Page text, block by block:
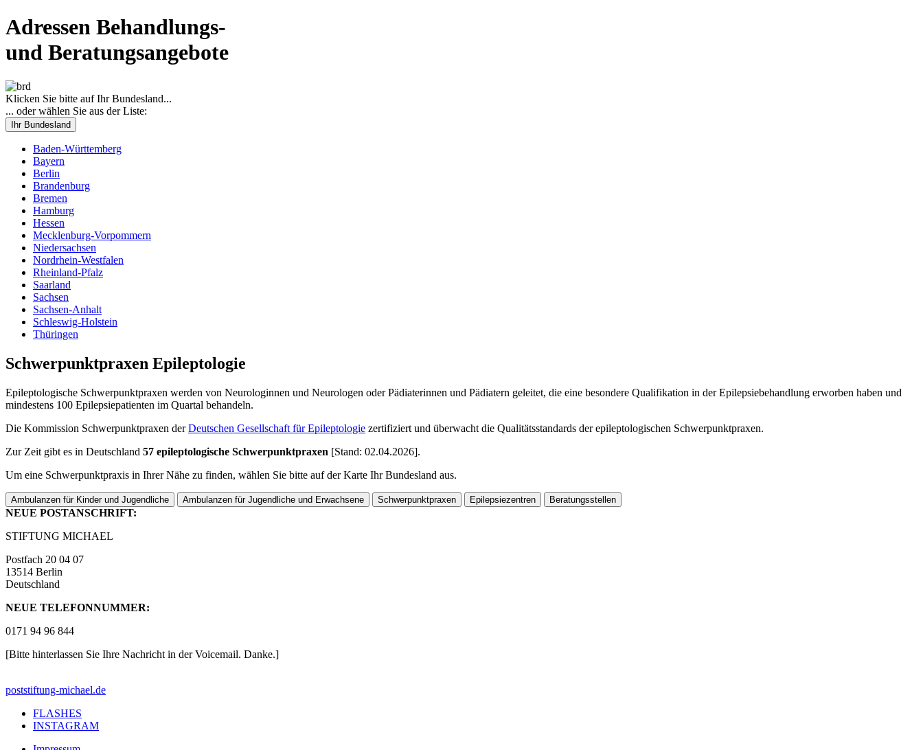
Adressen Behandlungs-
und Beratungsangebote
Klicken Sie bitte auf Ihr Bundesland...
... oder wählen Sie aus der Liste:
Ihr Bundesland
Baden-Württemberg
Bayern
Berlin
Brandenburg
Bremen
Hamburg
Hessen
Mecklenburg-Vorpommern
Niedersachsen
Nordrhein-Westfalen
Rheinland-Pfalz
Saarland
Sachsen
Sachsen-Anhalt
Schleswig-Holstein
Thüringen
Schwerpunktpraxen Epileptologie
Epileptologische Schwerpunktpraxen werden von Neurologinnen und Neurologen oder Pädiaterinnen und Pädiatern geleitet, die eine besondere Qualifikation in der Epilepsiebehandlung erworben haben und
mindestens 100 Epilepsiepatienten im Quartal behandeln.
Die Kommission Schwerpunktpraxen derDeutschen Gesellschaft für Epileptologie zertifiziert und überwacht die Qualitätsstandards der epileptologischen Schwerpunktpraxen.
Zur Zeit gibt es in Deutschland 57 epileptologische Schwerpunktpraxen [Stand: 02.04.2026].
Um eine Schwerpunktpraxis in Ihrer Nähe zu finden, wählen Sie bitte auf der Karte Ihr Bundesland aus.
Ambulanzen für Kinder und Jugendliche Ambulanzen für Jugendliche und Erwachsene Schwerpunktpraxen Epilepsiezentren Beratungsstellen
NEUE POSTANSCHRIFT:
STIFTUNG MICHAEL
Postfach 20 04 07
13514 Berlin
Deutschland
NEUE TELEFONNUMMER:
0171 94 96 844
[Bitte hinterlassen Sie Ihre Nachricht in der Voicemail. Danke.]
poststiftung-michael.de
FLASHES
INSTAGRAM